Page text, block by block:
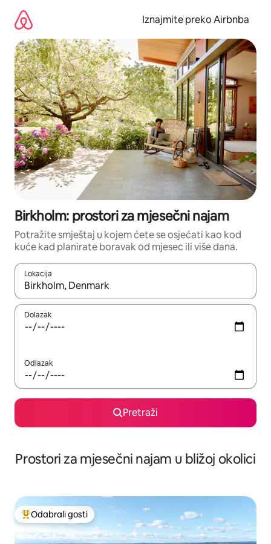
sadržaj
Iznajmite preko Airbnba
Birkholm: prostori za mjesečni najam
Potražite smještaj u kojem ćete se osjećati kao kod
kuće kad planirate boravak od mjesec ili više dana.
Lokacija
Kada budu dostupni rezultati, moći ćete ih pregledati
Dolazak
Odlazak
Pretraži
Prostori za mjesečni najam u bližoj okolici
Među najviše rangiranima s oznakom „Odabrali gosti”
Odabrali gosti